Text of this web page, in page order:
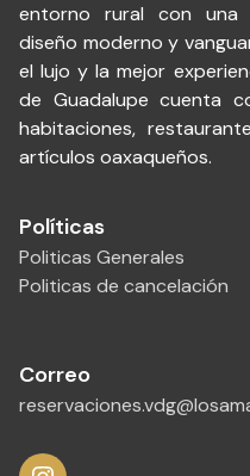
entorno rural con una
diseño moderno y
el lujo y la mejor
de Guadalupe cuenta
habitaciones,
artículos oaxaqueños.
Políticas
Politicas Generales
Politicas de cancelación
Correo